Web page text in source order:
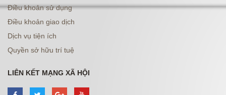
Điều khoản sử dụng
Điều khoản giao dịch
Dịch vụ tiện ích
Quyền sở hữu trí tuệ
LIÊN KẾT MẠNG XÃ HỘI